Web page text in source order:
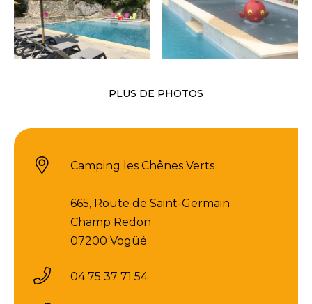
PLUS DE PHOTOS
Camping les Chênes Verts
665, Route de Saint-Germain
Champ Redon
07200 Vogüé
04 75 37 71 54